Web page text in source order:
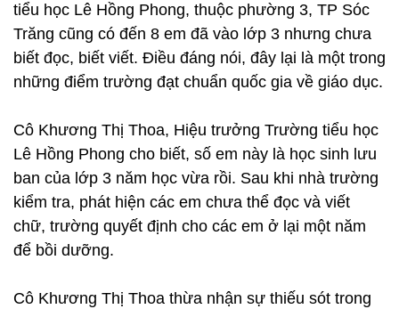
tiểu học Lê Hồng Phong, thuộc phường 3, TP Sóc
Trăng cũng có đến 8 em đã vào lớp 3 nhưng chưa
biết đọc, biết viết. Điều đáng nói, đây lại là một trong
những điểm trường đạt chuẩn quốc gia về giáo dục.
Cô Khương Thị Thoa, Hiệu trưởng Trường tiểu học
Lê Hồng Phong cho biết, số em này là học sinh lưu
ban của lớp 3 năm học vừa rồi. Sau khi nhà trường
kiểm tra, phát hiện các em chưa thể đọc và viết
chữ, trường quyết định cho các em ở lại một năm
để bồi dưỡng.
Cô Khương Thị Thoa thừa nhận sự thiếu sót trong